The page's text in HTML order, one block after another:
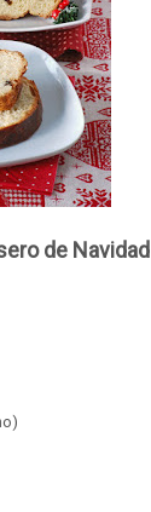
de Navidad